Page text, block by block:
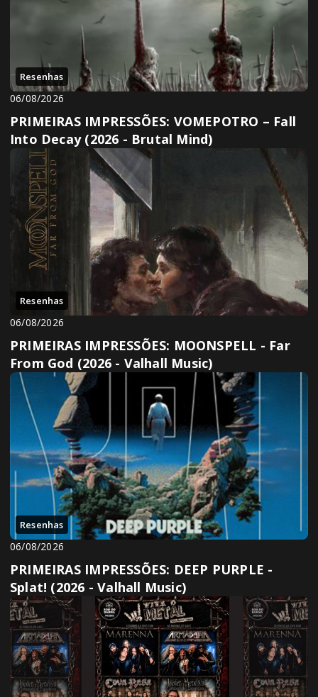
Resenhas
06/08/2026
PRIMEIRAS IMPRESSÕES: VOMEPOTRO – Fall
Into Decay (2026 - Brutal Mind)
Resenhas
06/08/2026
PRIMEIRAS IMPRESSÕES: MOONSPELL - Far
From God (2026 - Valhall Music)
Resenhas
06/08/2026
PRIMEIRAS IMPRESSÕES: DEEP PURPLE -
Splat! (2026 - Valhall Music)